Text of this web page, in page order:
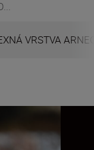
VRSTVA